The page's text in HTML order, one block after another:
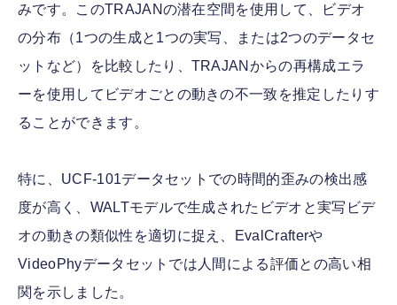
みです。このTRAJANの潜在空間を使用して、ビデオ
の分布（1つの生成と1つの実写、または2つのデータセ
ットなど）を比較したり、TRAJANからの再構成エラ
ーを使用してビデオごとの動きの不一致を推定したりす
ることができます。
特に、UCF-101データセットでの時間的歪みの検出感
度が高く、WALTモデルで生成されたビデオと実写ビデ
オの動きの類似性を適切に捉え、EvalCrafterや
VideoPhyデータセットでは人間による評価との高い相
関を示しました。